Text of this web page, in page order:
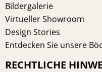
Bildergalerie
Virtueller Showroom
Design Stories
Entdecken Sie unsere
RECHTLICHE